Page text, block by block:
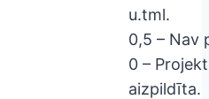
u.tml.
0,5 – Nav
0 –
aizpildīta.